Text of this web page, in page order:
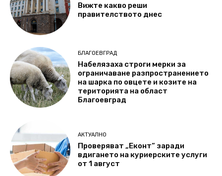
Вижте какво реши
правителството днес
БЛАГОЕВГРАД
Набелязаха строги мерки за
ограничаване разпространението
на шарка по овцете и козите на
територията на област
Благоевград
АКТУАЛНО
Проверяват „Еконт“ заради
вдигането на куриерските услуги
от 1 август